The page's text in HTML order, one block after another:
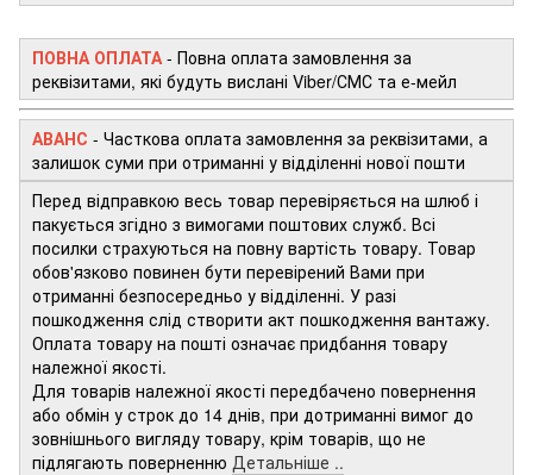
ПОВНА ОПЛАТА - Повна оплата замовлення за
реквізитами, які будуть вислані Viber/СМС та е-мейл
АВАНС - Часткова оплата замовлення за реквізитами, а
залишок суми при отриманні у відділенні нової пошти
Перед відправкою весь товар перевіряється на шлюб і
пакується згідно з вимогами поштових служб. Всі
посилки страхуються на повну вартість товару. Товар
обов'язково повинен бути перевірений Вами при
отриманні безпосередньо у відділенні. У разі
пошкодження слід створити акт пошкодження вантажу.
Оплата товару на пошті означає придбання товару
належної якості.
Для товарів належної якості передбачено повернення
або обмін у строк до 14 днів, при дотриманні вимог до
зовнішнього вигляду товару, крім товарів, що не
підлягають поверненню Детальніше ..